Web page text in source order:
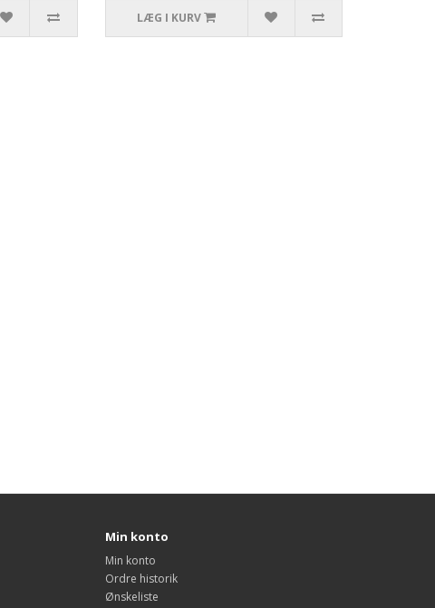
LÆG I KURV
Min konto
Min konto
Ordre historik
Ønskeliste